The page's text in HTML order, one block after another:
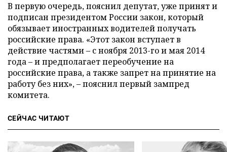
В первую очередь, пояснил депутат, уже принят и
подписан президентом России закон, который
обязывает иностранных водителей получать
российские права. «Этот закон вступает в
действие частями – с ноября 2013-го и мая 2014
года – и предполагает переобучение на
российские права, а также запрет на принятие на
работу без них», – пояснил первый зампред
комитета.
СЕЙЧАС ЧИТАЮТ